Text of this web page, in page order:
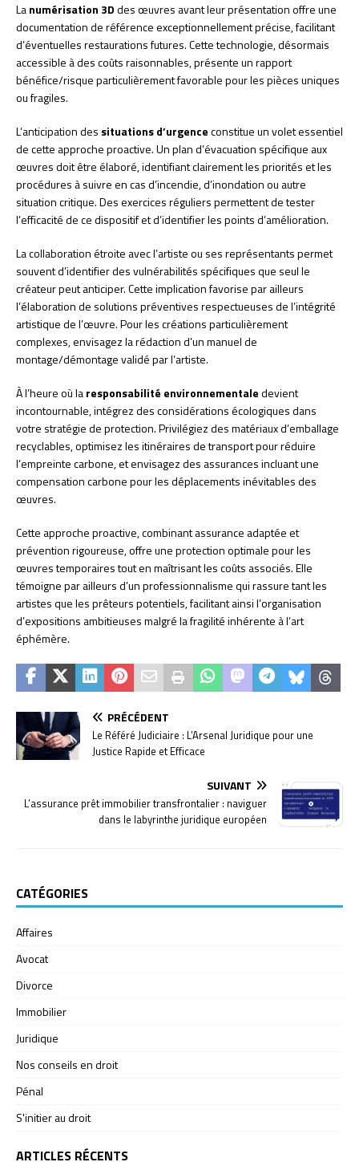
Lanumérisation 3Ddes œuvres avant leur présentation offre une
documentation de référence exceptionnellement précise, facilitant
d’éventuelles restaurations futures. Cette technologie, désormais
accessible à des coûts raisonnables, présente un rapport
bénéfice/risque particulièrement favorable pour les pièces uniques
ou fragiles.
L’anticipation des situations d’urgenceconstitue un volet essentiel
de cette approche proactive. Un plan d’évacuation spécifique aux
œuvres doit être élaboré, identifiant clairement les priorités et les
procédures à suivre en cas d’incendie, d’inondation ou autre
situation critique. Des exercices réguliers permettent de tester
l’efficacité de ce dispositif et d’identifier les points d’amélioration.
La collaboration étroite avec l’artiste ou ses représentants permet
souvent d’identifier des vulnérabilités spécifiques que seul le
créateur peut anticiper. Cette implication favorise par ailleurs
l’élaboration de solutions préventives respectueuses de l’intégrité
artistique de l’œuvre. Pour les créations particulièrement
complexes, envisagez la rédaction d’un manuel de
montage/démontage validé par l’artiste.
À l’heure où laresponsabilité environnementaledevient
incontournable, intégrez des considérations écologiques dans
votre stratégie de protection. Privilégiez des matériaux d’emballage
recyclables, optimisez les itinéraires de transport pour réduire
l’empreinte carbone, et envisagez des assurances incluant une
compensation carbone pour les déplacements inévitables des
œuvres.
Cette approche proactive, combinant assurance adaptée et
prévention rigoureuse, offre une protection optimale pour les
œuvres temporaires tout en maîtrisant les coûts associés. Elle
témoigne par ailleurs d’un professionnalisme qui rassure tant les
artistes que les prêteurs potentiels, facilitant ainsi l’organisation
d’expositions ambitieuses malgré la fragilité inhérente à l’art
éphémère.
PRÉCÉDENT
Le Référé Judiciaire : L’Arsenal Juridique pour une
Justice Rapide et Efficace
SUIVANT
L’assurance prêt immobilier transfrontalier : naviguer
dans le labyrinthe juridique européen
CATÉGORIES
Affaires
Avocat
Divorce
Immobilier
Juridique
Nos conseils en droit
Pénal
S'initier au droit
ARTICLES RÉCENTS